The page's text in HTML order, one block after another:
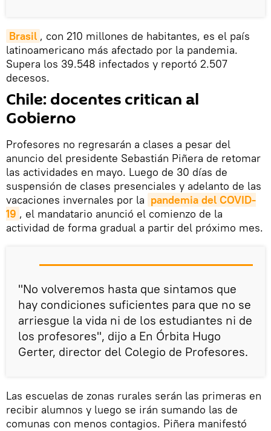
Brasil , con 210 millones de habitantes, es el país
latinoamericano más afectado por la pandemia.
Supera los 39.548 infectados y reportó 2.507
decesos.
Chile: docentes critican al
Gobierno
Profesores no regresarán a clases a pesar del
anuncio del presidente Sebastián Piñera de retomar
las actividades en mayo. Luego de 30 días de
suspensión de clases presenciales y adelanto de las
vacaciones invernales por la pandemia del COVID-
19 , el mandatario anunció el comienzo de la
actividad de forma gradual a partir del próximo mes.
"No volveremos hasta que sintamos que
hay condiciones suficientes para que no se
arriesgue la vida ni de los estudiantes ni de
los profesores", dijo a En Órbita Hugo
Gerter, director del Colegio de Profesores.
Las escuelas de zonas rurales serán las primeras en
recibir alumnos y luego se irán sumando las de
comunas con menos contagios. Piñera manifestó